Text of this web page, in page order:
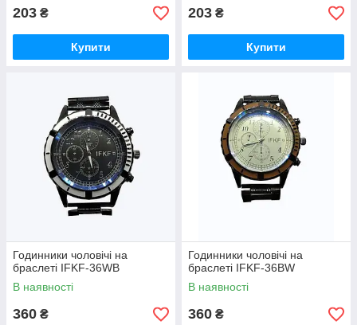
203 ₴
Купити
203 ₴
Купити
Годинники чоловічі на
браслеті IFKF-36WB
В наявності
360 ₴
Годинники чоловічі на
браслеті IFKF-36BW
В наявності
360 ₴